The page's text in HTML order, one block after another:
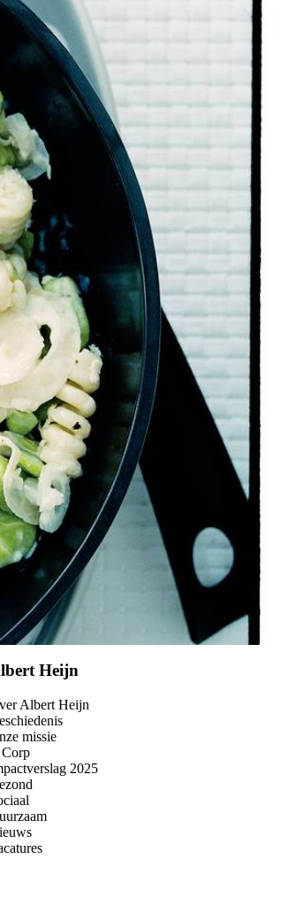
Geef de kaas apart erbij.
Heijn
Albert Heijn
missie
2025